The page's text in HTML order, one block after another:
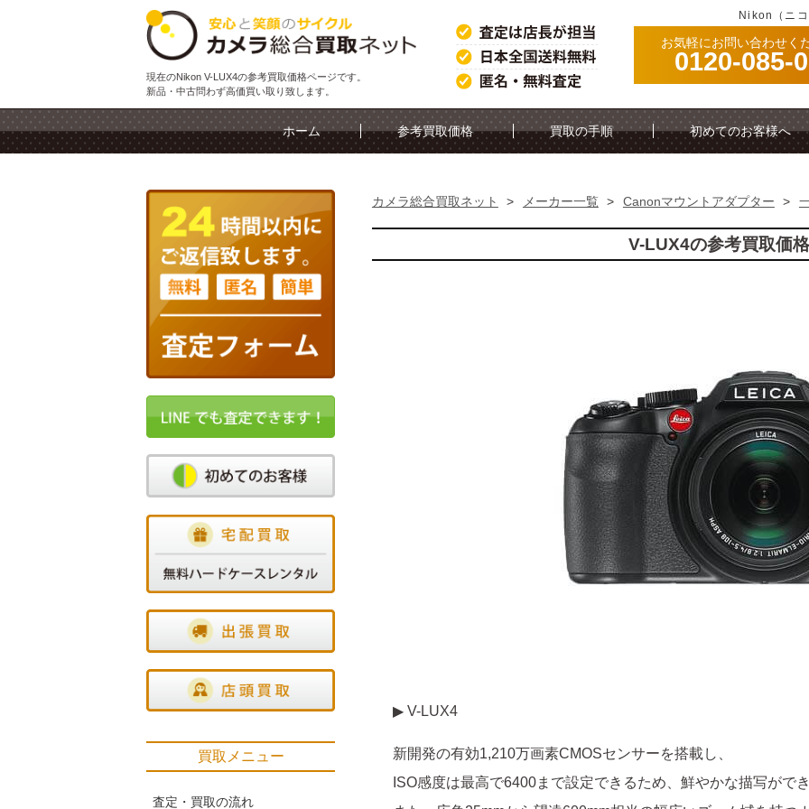
Nikon（ニ
現在のNikon V-LUX4の参考買取価格ページです。
新品・中古問わず高価買い取り致します。
お気軽にお問い合わせく
0120-085-
ホーム 参考買取価格 買取の手順 初めてのお客様へ
カメラ総合買取ネット > メーカー一覧 > Canonマウントアダプター >
V-LUX4の参考買取価
▶ V-LUX4
新開発の有効1,210万画素CMOSセンサーを搭載し、
ISO感度は最高で6400まで設定できるため、鮮やかな描写がで
買取メニュー
査定・買取の流れ